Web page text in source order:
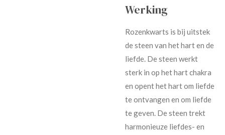
Werking
Rozenkwarts is bij uitstek
de steen van het hart en de
liefde. De steen werkt
sterk in op het hart chakra
en opent het hart om liefde
te ontvangen en om liefde
te geven. De steen trekt
harmonieuze liefdes- en